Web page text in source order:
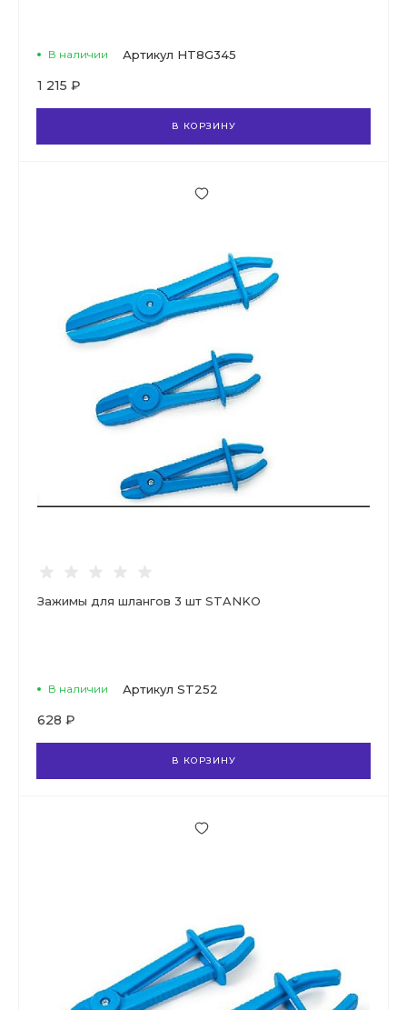
В наличии Артикул HT8G345
1 215 ₽
В КОРЗИНУ
Зажимы для шлангов 3 шт STANKO
В наличии Артикул ST252
628 ₽
В КОРЗИНУ